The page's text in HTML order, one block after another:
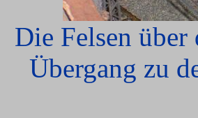
Die Felsen
Übergang zu